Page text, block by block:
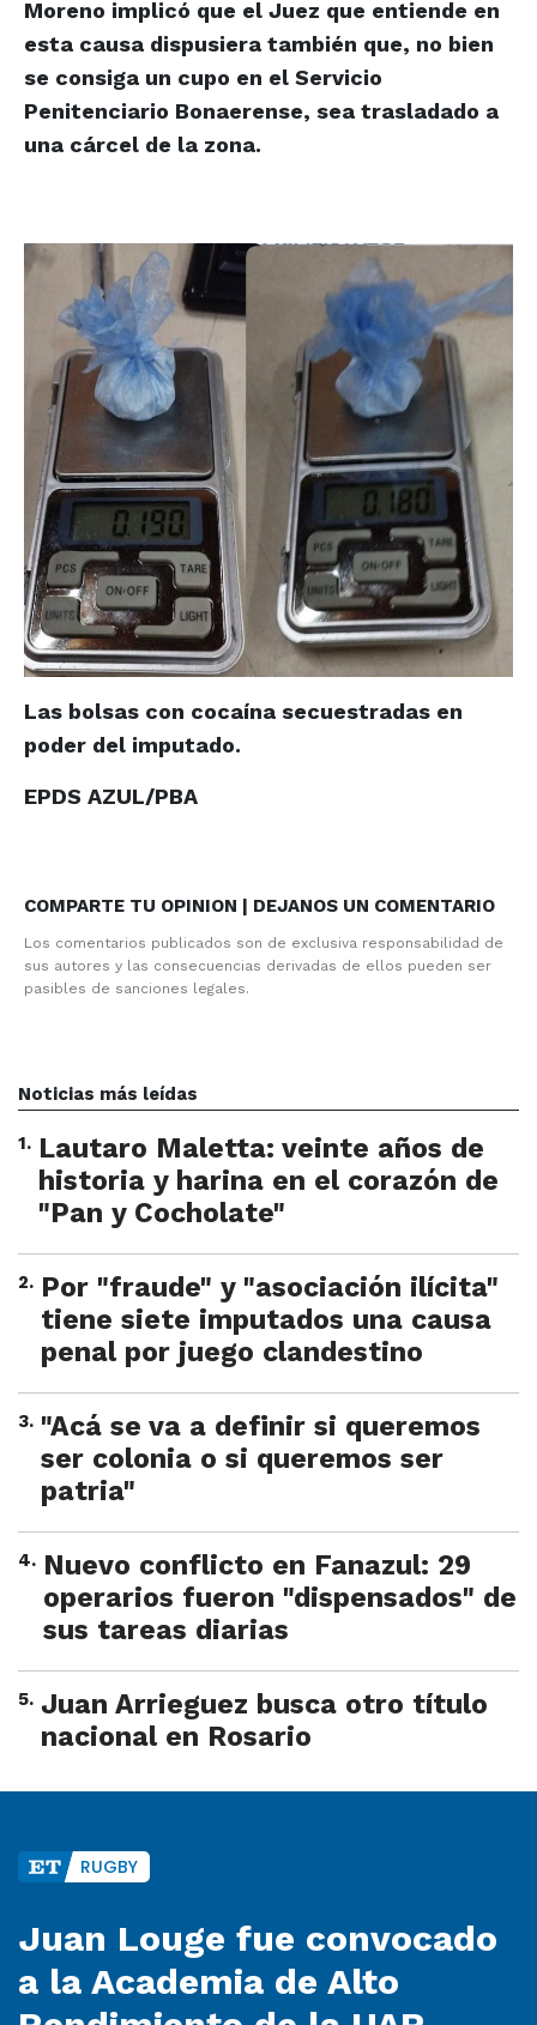
Moreno implicó que el Juez que entiende en
esta causa dispusiera también que, no bien
se consiga un cupo en el Servicio
Penitenciario Bonaerense, sea trasladado a
una cárcel de la zona.
Las bolsas con cocaína secuestradas en
poder del imputado.
EPDS AZUL/PBA
COMPARTE TU OPINION | DEJANOS UN COMENTARIO
Los comentarios publicados son de exclusiva responsabilidad de
sus autores y las consecuencias derivadas de ellos pueden ser
pasibles de sanciones legales.
Noticias más leídas
1. Lautaro Maletta: veinte años de
historia y harina en el corazón de
"Pan y Cocholate"
2. Por "fraude" y "asociación ilícita"
tiene siete imputados una causa
penal por juego clandestino
3. "Acá se va a definir si queremos
ser colonia o si queremos ser
patria"
4. Nuevo conflicto en Fanazul: 29
operarios fueron "dispensados" de
sus tareas diarias
5. Juan Arrieguez busca otro título
nacional en Rosario
RUGBY
Juan Louge fue convocado
a la Academia de Alto